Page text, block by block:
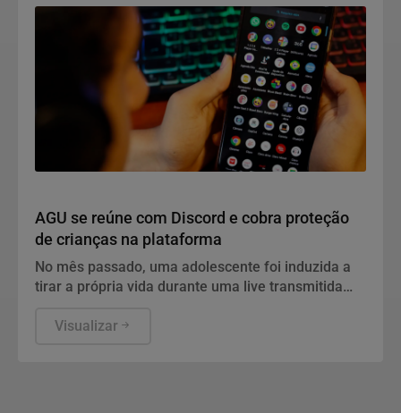
AGU se reúne com Discord e cobra proteção
de crianças na plataforma
No mês passado, uma adolescente foi induzida a
tirar a própria vida durante uma live transmitida
Visualizar